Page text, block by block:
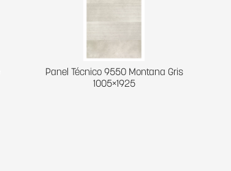
Panel Técnico 9550 Montana Gris
1005×1925